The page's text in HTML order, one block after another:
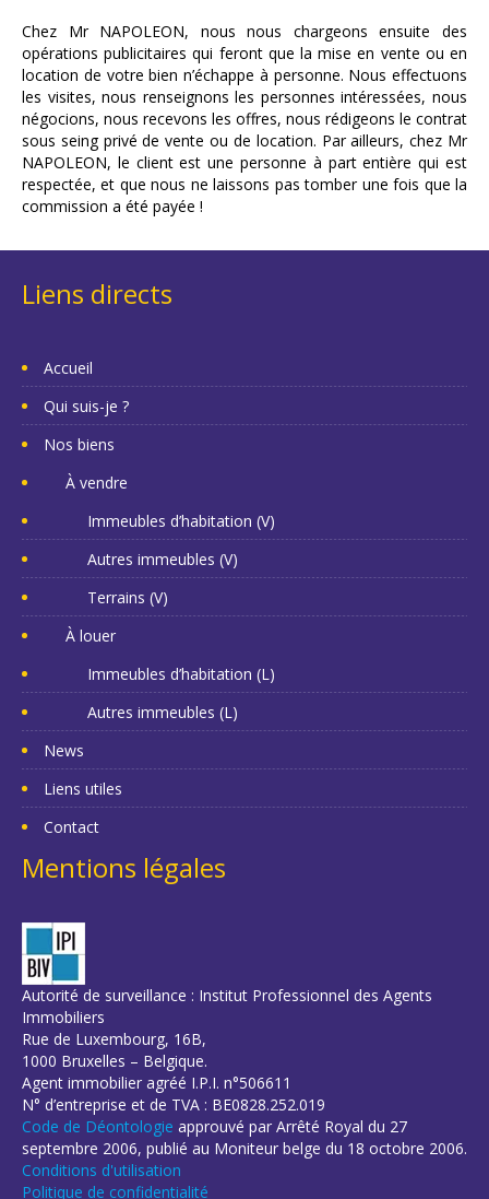
Chez Mr NAPOLEON, nous nous chargeons ensuite des
opérations publicitaires qui feront que la mise en vente ou en
location de votre bien n’échappe à personne. Nous effectuons
les visites, nous renseignons les personnes intéressées, nous
négocions, nous recevons les offres, nous rédigeons le contrat
sous seing privé de vente ou de location. Par ailleurs, chez Mr
NAPOLEON, le client est une personne à part entière qui est
respectée, et que nous ne laissons pas tomber une fois que la
commission a été payée !
Liens directs
Accueil
Qui suis-je ?
Nos biens
À vendre
Immeubles d’habitation (V)
Autres immeubles (V)
Terrains (V)
À louer
Immeubles d’habitation (L)
Autres immeubles (L)
News
Liens utiles
Contact
Mentions légales
Autorité de surveillance : Institut Professionnel des Agents
Immobiliers
Rue de Luxembourg, 16B,
1000 Bruxelles – Belgique.
Agent immobilier agréé I.P.I. n°506611
N° d’entreprise et de TVA : BE0828.252.019
Code de Déontologie approuvé par Arrêté Royal du 27
septembre 2006, publié au Moniteur belge du 18 octobre 2006.
Conditions d'utilisation
Politique de confidentialité